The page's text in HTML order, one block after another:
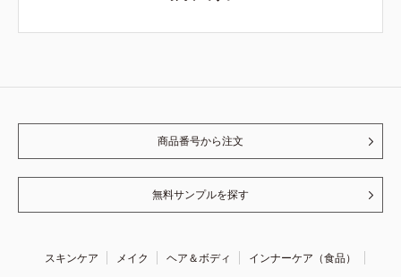
商品番号から注文
無料サンプルを探す
スキンケア メイク ヘア＆ボディ
インナーケア（食品）